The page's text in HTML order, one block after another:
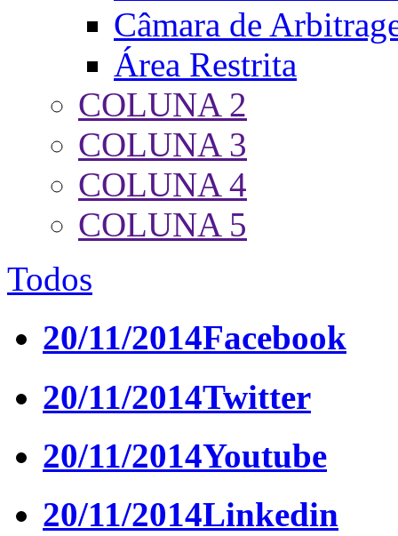
Câmara de
Área Restrita
COLUNA 2
COLUNA 3
COLUNA 4
COLUNA 5
Todos
20/11/2014Facebook
20/11/2014Twitter
20/11/2014Youtube
20/11/2014Linkedin